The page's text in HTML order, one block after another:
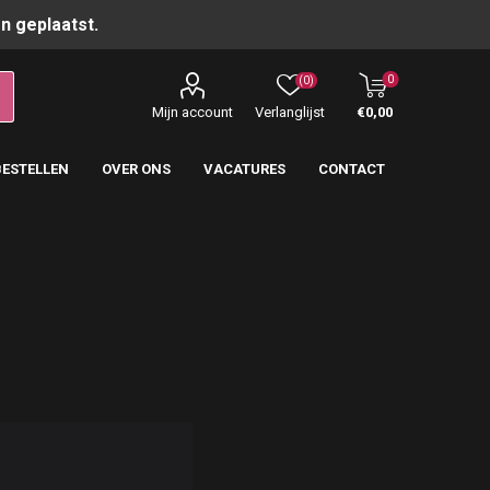
geplaatst.
Mijn account Verlanglijst
(0) 0
€0,00
OVER ONS VACATURES CONTACT